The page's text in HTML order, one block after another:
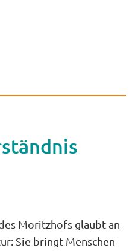
Moritzhofs glaubt an
Sie bringt Menschen